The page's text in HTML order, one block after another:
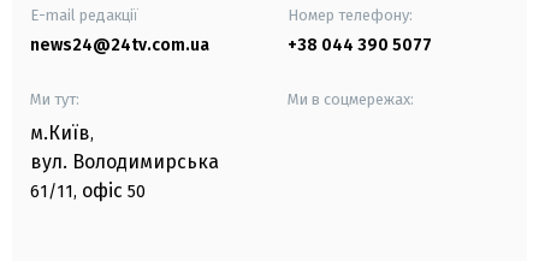
E-mail редакції
news24@24tv.com.ua
Номер телефону:
+38 044 390 5077
Ми тут:
м.Київ,
вул. Володимирська
61/11, офіс 50
Ми в соцмережах: